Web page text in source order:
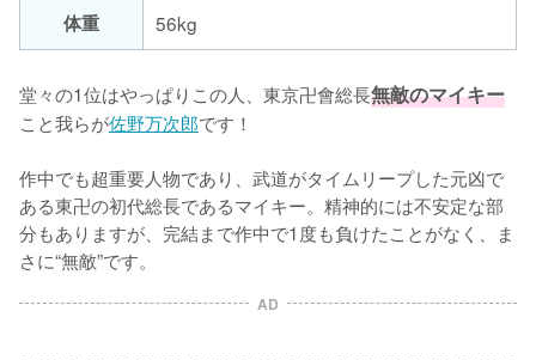
体重
56kg
堂々の1位はやっぱりこの人、東京卍會総長無敵のマイキー
こと我らが佐野万次郎です！
作中でも超重要人物であり、武道がタイムリープした元凶で
ある東卍の初代総長であるマイキー。精神的には不安定な部
分もありますが、完結まで作中で1度も負けたことがなく、ま
さに“無敵”です。
AD